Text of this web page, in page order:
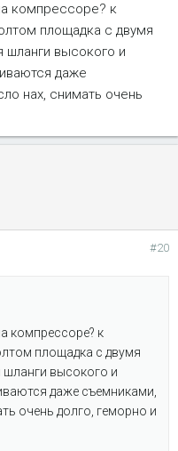
компрессоре? к
площадка с двумя
шланги высокого и
даже
нах, снимать очень
#20
компрессоре? к
площадка с двумя
шланги высокого и
даже съемниками,
очень долго, геморно и